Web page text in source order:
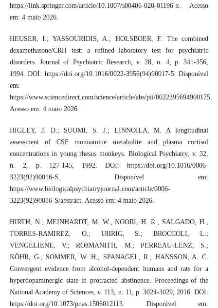
https://link.springer.com/article/10.1007/s00406-020-01196-x. Acesso
em: 4 maio 2026.
HEUSER, I.; YASSOURIDIS, A.; HOLSBOER, F. The combined
dexamethasone/CRH test: a refined laboratory test for psychiatric
disorders. Journal of Psychiatric Research, v. 28, n. 4, p. 341-356,
1994. DOI: https://doi.org/10.1016/0022-3956(94)90017-5. Disponível
em:
https://www.sciencedirect.com/science/article/abs/pii/0022395694900175.
Acesso em: 4 maio 2026.
HIGLEY, J. D.; SUOMI, S. J.; LINNOILA, M. A longitudinal
assessment of CSF monoamine metabolite and plasma cortisol
concentrations in young rhesus monkeys. Biological Psychiatry, v. 32,
n. 2, p. 127-145, 1992. DOI: https://doi.org/10.1016/0006-
3223(92)90016-S. Disponível em:
https://www.biologicalpsychiatryjournal.com/article/0006-
3223(92)90016-S/abstract. Acesso em: 4 maio 2026.
HIRTH, N.; MEINHARDT, M. W.; NOORI, H. R.; SALGADO, H.;
TORRES-RAMIREZ, O.; UHRIG, S.; BROCCOLI, L.;
VENGELIENE, V.; ROßMANITH, M.; PERREAU-LENZ, S.;
KÖHR, G.; SOMMER, W. H.; SPANAGEL, R.; HANSSON, A. C.
Convergent evidence from alcohol-dependent humans and rats for a
hyperdopaminergic state in protracted abstinence. Proceedings of the
National Academy of Sciences, v. 113, n. 11, p. 3024-3029, 2016. DOI:
https://doi.org/10.1073/pnas.1506012113. Disponível em: